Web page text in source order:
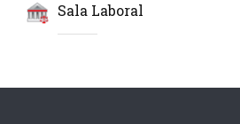
Sala Laboral